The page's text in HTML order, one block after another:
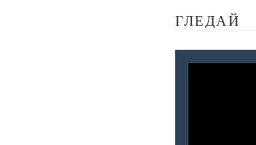
ГЛЕДАЙ